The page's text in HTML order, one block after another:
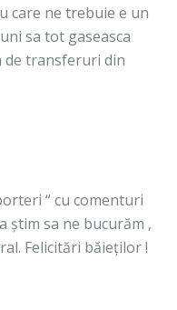
care ne trebuie e un
sa tot gaseasca
de transferuri din
“ cu comenturi
știm sa ne bucurăm ,
Felicitări băieților !